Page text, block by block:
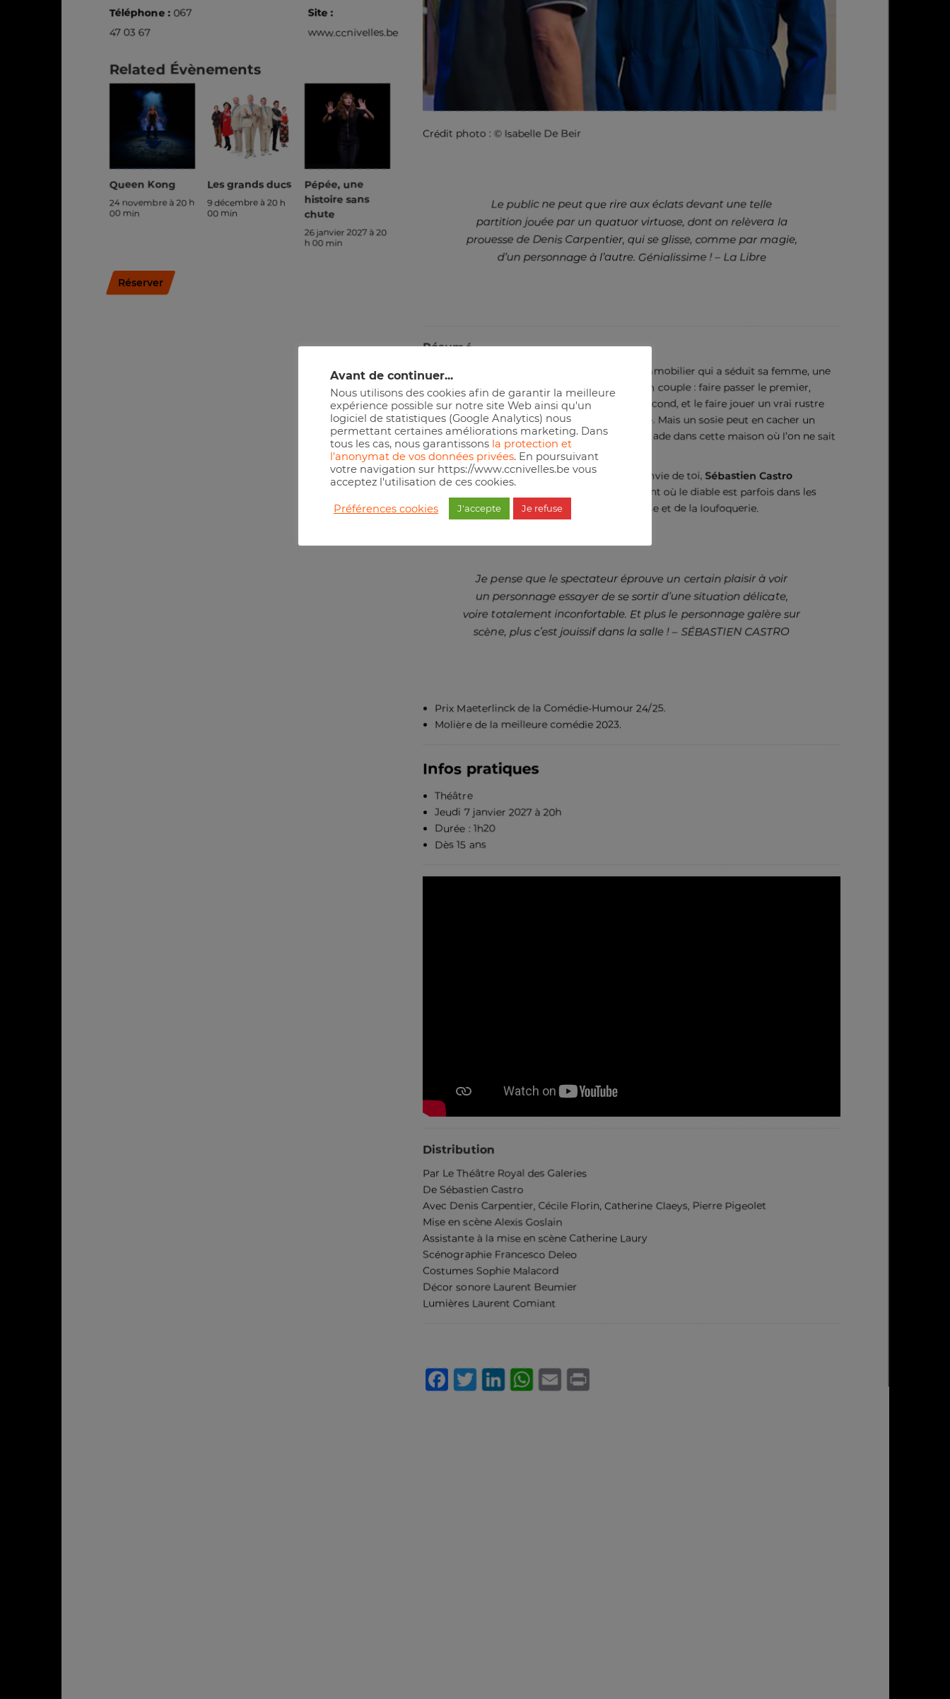
Téléphone : 067
47 03 67
Site :
www.ccnivelles.be
Related Évènements
Queen Kong
24 novembre à 20 h
00 min
Les grands ducs
9 décembre à 20 h
00 min
Pépée, une
histoire sans
chute
26 janvier 2027 à 20
h 00 min
Réserver
Crédit photo : © Isabelle De Beir
Le public ne peut que rire aux éclats devant une telle
partition jouée par un quatuor virtuose, dont on relèvera la
prouesse de Denis Carpentier, qui se glisse, comme par magie,
d’un personnage à l’autre. Génialissime !– La Libre
Résumé
Quand Arnaud rencontre le sosie de l’agent immobilier qui a séduit sa femme, une
idée géniale lui vient pour tenter de sauver son couple : faire passer le premier,
qui est en outre comédien amateur, pour le second, et le faire jouer un vrai rustre
auprès de sa femme afin de rompre le charme. Mais un sosie peut en cacher un
autre, ce qui provoque des quiproquos en cascade dans cette maison où l’on ne sait
bientôt plus qui est qui…
Un scénario délirant ! Après le succès de J’ai envie de toi, Sébastien Castro
continue d’explorer le théâtre de divertissement où le diable est parfois dans les
détails. Il y ajoute de l’humanité, de la tendresse et de la loufoquerie.
Je pense que le spectateur éprouve un certain plaisir à voir
un personnage essayer de se sortir d’une situation délicate,
voire totalement inconfortable. Et plus le personnage galère sur
scène, plus c’est jouissif dans la salle ! –SÉBASTIEN CASTRO
Prix Maeterlinck de la Comédie-Humour 24/25.
Molière de la meilleure comédie 2023.
Infos pratiques
Théâtre
Jeudi 7 janvier 2027 à 20h
Durée : 1h20
Dès 15 ans
Distribution
Par Le Théâtre Royal des Galeries
De Sébastien Castro
Avec Denis Carpentier, Cécile Florin, Catherine Claeys, Pierre Pigeolet
Mise en scène Alexis Goslain
Assistante à la mise en scène Catherine Laury
Scénographie Francesco Deleo
Costumes Sophie Malacord
Décor sonore Laurent Beumier
Lumières Laurent Comiant
Facebook
Twitter
LinkedIn
WhatsApp
Email
Avant de continuer...
Nous utilisons des cookies afin de garantir la meilleure
expérience possible sur notre site Web ainsi qu'un
logiciel de statistiques (Google Analytics) nous
permettant certaines améliorations marketing. Dans
tous les cas, nous garantissons la protection et
l'anonymat de vos données privées. En poursuivant
votre navigation sur https://www.ccnivelles.be vous
acceptez l'utilisation de ces cookies.
Préférences cookies J'accepte Je refuse